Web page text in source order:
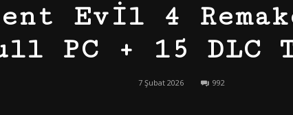
Evil 4
PC + 15 DLC
7 Şubat 2026 992